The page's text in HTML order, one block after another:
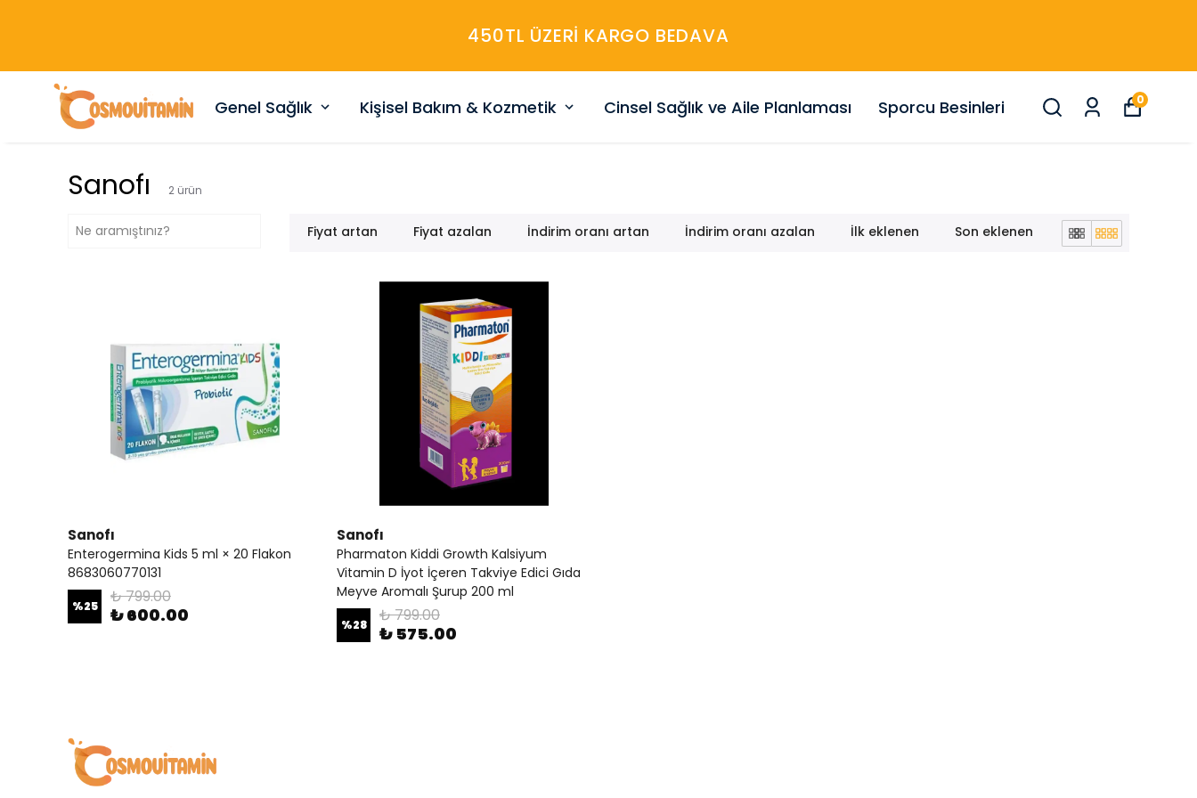
450TL ÜZERİ KARGO BEDAVA
Genel Sağlık Kişisel Bakım & Kozmetik Cinsel Sağlık ve Aile Planlaması Sporcu Besinleri 0
Sanofı 2 ürün
Fiyat artan Fiyat azalan İndirim oranı artan İndirim oranı azalan İlk eklenen Son eklenen
Sanofı
Enterogermina Kids 5 ml × 20 Flakon
8683060770131
%25 ₺ 799.00
₺ 600.00
Sanofı
Pharmaton Kiddi Growth Kalsiyum
Vitamin D İyot İçeren Takviye Edici Gıda
Meyve Aromalı Şurup 200 ml
%28 ₺ 799.00
₺ 575.00